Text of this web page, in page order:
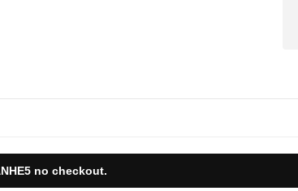
no checkout.